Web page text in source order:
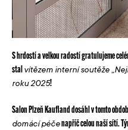
S hrdostí a velkou radostí gratulujeme
stal vítězem interní soutěže
roku 2025!
Salon Plzeň Kaufland dosáhl v tomto
domácí péčenapříč celou naší sítí.